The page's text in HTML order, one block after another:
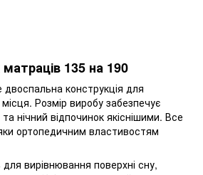
135 на 190
конструкція для
місця. Розмір виробу забезпечує
нічний відпочинок якіснішими. Все
ортопедичним властивостям
вирівнювання поверхні сну,